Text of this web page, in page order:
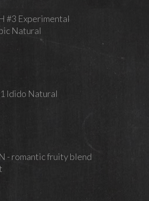
#3 Experimental
Natural
Idido Natural
- romantic fruity blend